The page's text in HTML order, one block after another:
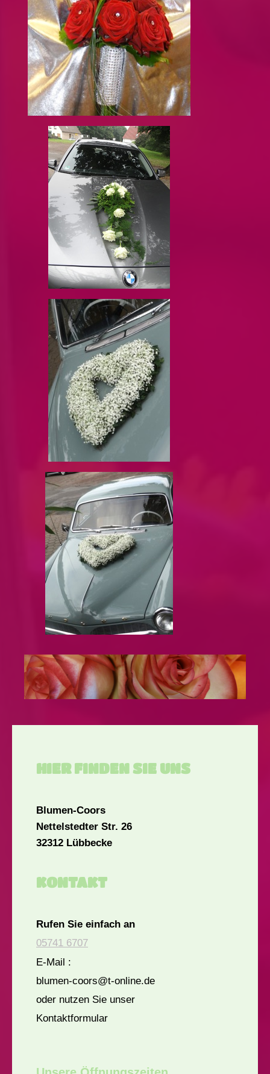
HIER FINDEN SIE UNS
Blumen-Coors
Nettelstedter Str. 26
32312 Lübbecke
KONTAKT
Rufen Sie einfach an
05741 6707
E-Mail :
blumen-coors@t-online.de
oder nutzen Sie unser
Kontaktformular